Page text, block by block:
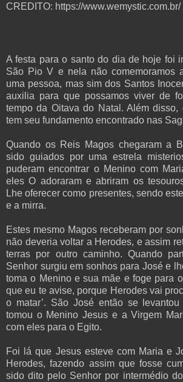
CREDITO: https://www.wemystic.com.br/
A festa para o santo do dia de hoje foi
São Pio V e nela não comemoramos
uma pessoa, mas sim dos Santos
auxilia para que possamos viver de
tempo da Oitava do Natal. Além disso,
tem seu fundamento encontrado nas
Quando os Reis Magos chegaram a
sido guiados por uma estrela
puderam encontrar o Menino com
eles O adoraram e abriram os
Lhe oferecer como presentes, sendo
e a mirra.
Estes mesmo Magos receberam por
não deveria voltar a Herodes, e assim
terras por outro caminho. Quando
Senhor surgiu em sonhos para José e
toma o Menino e sua mãe e foge para
que eu te avise, porque Herodes vai
o matar’. São José então se
tomou o Menino Jesus e a Virgem
com eles para o Egito.
Foi lá que Jesus esteve com Maria e
Herodes, fazendo assim que fosse
sido dito pelo Senhor por intermédio